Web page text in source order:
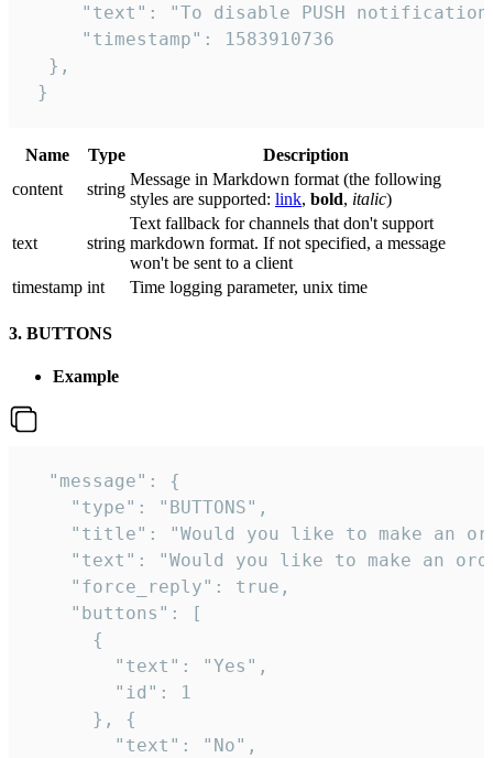
"text": "To disable PUSH
     "timestamp": 1583910736
  },
}
Name Type
Description
сontent
string
Message in Markdown format (the following
styles are supported: link, bold, italic)
text string
Text fallback for channels that don't support
markdown format. If not specified, a message
won't be sent to a client
timestamp int Time logging parameter, unix time
3. BUTTONS
Example
  "message": {
    "type": "BUTTONS",
"title": "Would you like to make an
"text": "Would you like to make an
    "force_reply": true,
    "buttons": [
      {
        "text": "Yes",
        "id": 1
      }, {
        "text": "No",